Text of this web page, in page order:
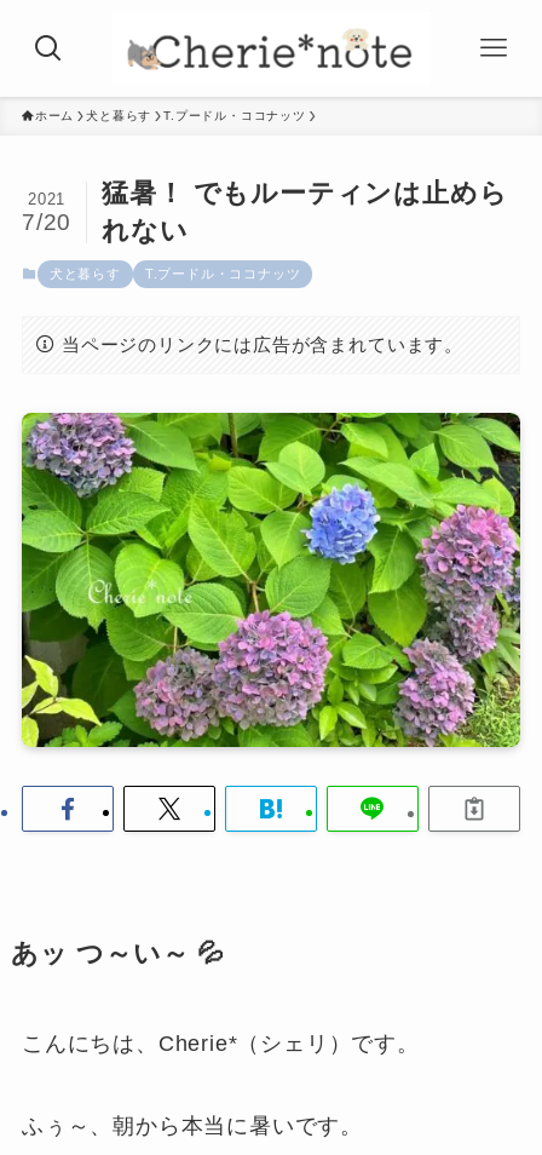
ホーム 犬と暮らす T.プードル・ココナッツ
猛暑！ でもルーティンは止めら
れない
2021
7/20
犬と暮らす T.プードル・ココナッツ
当ページのリンクには広告が含まれています。
あッ つ～い～ 💦
こんにちは、Cherie*（シェリ）です。
ふぅ～、朝から本当に暑いです。